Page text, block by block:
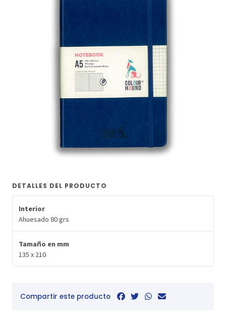
DETALLES DEL PRODUCTO
Interior
Ahuesado 80 grs
Tamaño en mm
135 x 210
Compartir este producto